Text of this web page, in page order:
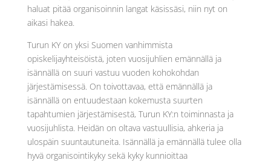
haluat pitää organisoinnin langat käsissäsi, niin nyt on
aikasi hakea.
Turun KY on yksi Suomen vanhimmista
opiskelijayhteisöistä, joten vuosijuhlien emännällä ja
isännällä on suuri vastuu vuoden kohokohdan
järjestämisessä. On toivottavaa, että emännällä ja
isännällä on entuudestaan kokemusta suurten
tapahtumien järjestämisestä, Turun KY:n toiminnasta ja
vuosijuhlista. Heidän on oltava vastuullisia, ahkeria ja
ulospäin suuntautuneita. Isännällä ja emännällä tulee olla
hyvä organisointikyky sekä kyky kunnioittaa